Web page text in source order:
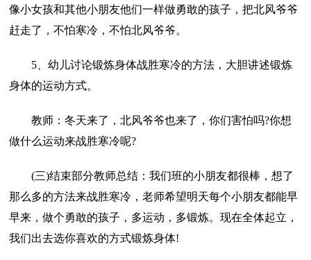
像小女孩和其他小朋友他们一样做勇敢的孩子，把北风爷爷
赶走了，不怕寒冷，不怕北风爷爷。
5、幼儿讨论锻炼身体战胜寒冷的方法，大胆讲述锻炼
身体的运动方式。
教师：冬天来了，北风爷爷也来了，你们害怕吗?你想
做什么运动来战胜寒冷呢?
(三)结束部分教师总结：我们班的小朋友都很棒，想了
那么多的方法来战胜寒冷，老师希望明天每个小朋友都能早
早来，做个勇敢的孩子，多运动，多锻炼。现在全体起立，
我们出去选你喜欢的方式锻炼身体!